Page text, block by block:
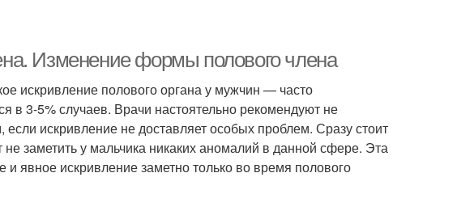
Изменение формы полового члена
искривление полового органа у мужчин — часто
3-5% случаев. Врачи настоятельно рекомендуют не
искривление не доставляет особых проблем. Сразу стоит
не заметить у мальчика никаких аномалий в данной сфере. Эта
явное искривление заметно только во время полового